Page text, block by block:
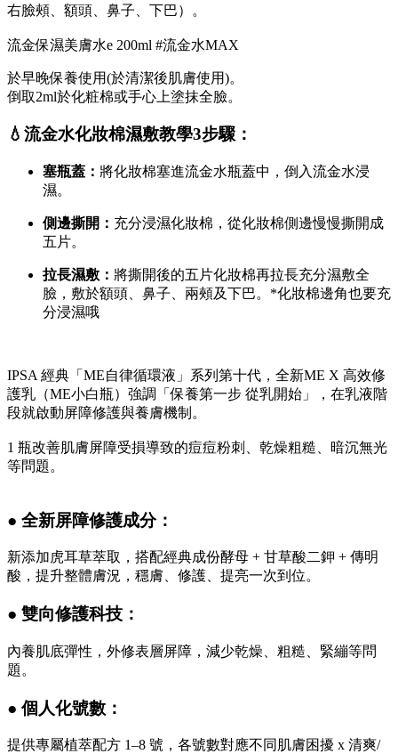
右臉頰、額頭、鼻子、下巴）。
流金保濕美膚水e 200ml #流金水MAX
於早晚保養使用(於清潔後肌膚使用)。
倒取2ml於化粧棉或手心上塗抹全臉。
💧流金水化妝棉濕敷教學3步驟：
塞瓶蓋： 將化妝棉塞進流金水瓶蓋中，倒入流金水浸
濕。
側邊撕開： 充分浸濕化妝棉，從化妝棉側邊慢慢撕開成
五片。
拉長濕敷： 將撕開後的五片化妝棉再拉長充分濕敷全
臉，敷於額頭、鼻子、兩頰及下巴。*化妝棉邊角也要充
分浸濕哦
IPSA 經典「ME自律循環液」系列第十代，全新ME X 高效修
護乳（ME小白瓶）強調「保養第一步 從乳開始」，在乳液階
段就啟動屏障修護與養膚機制。
1 瓶改善肌膚屏障受損導致的痘痘粉刺、乾燥粗糙、暗沉無光
等問題。
● 全新屏障修護成分：
新添加虎耳草萃取，搭配經典成份酵母 + 甘草酸二鉀 + 傳明
酸，提升整體膚況，穩膚、修護、提亮一次到位。
● 雙向修護科技：
內養肌底彈性，外修表層屏障，減少乾燥、粗糙、緊繃等問
題。
● 個人化號數：
提供專屬植萃配方 1–8 號，各號數對應不同肌膚困擾 x 清爽/